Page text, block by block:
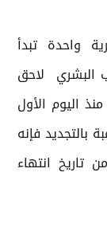
واحدة تبدأ
البشري لاحق
اليوم الأول
بالتجديد فإنه
تاريخ انتهاء